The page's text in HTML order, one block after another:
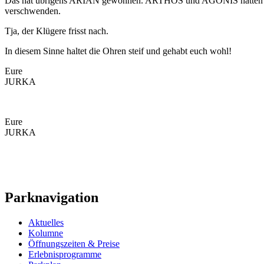
verschwenden.
Tja, der Klügere frisst nach.
In diesem Sinne haltet die Ohren steif und gehabt euch wohl!
Eure
JURKA
Eure
JURKA
Parknavigation
Aktuelles
Kolumne
Öffnungszeiten & Preise
Erlebnisprogramme